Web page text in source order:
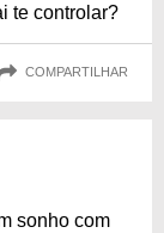
te controlar?
COMPARTILHAR
sonho com